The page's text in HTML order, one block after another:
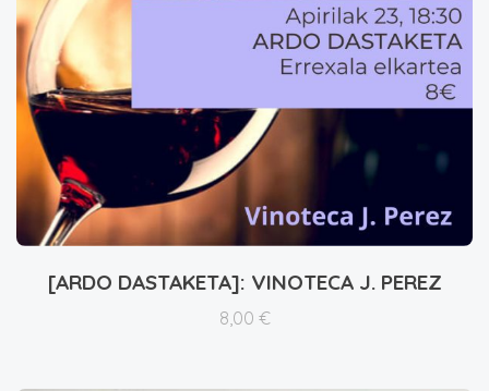
Xehetasunak ikusi
[ARDO DASTAKETA]: VINOTECA J. PEREZ
8,00 €